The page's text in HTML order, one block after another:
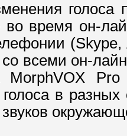
голоса
время он-
со всеми он-
MorphVOX
в